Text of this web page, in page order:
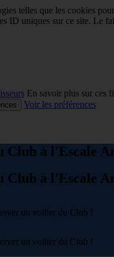
telles que les cookies
ID uniques sur ce site. Le
En savoir plus sur ces
Voir les préférences
Club à l'Escale
Club à l'Escale
un voilier du Club !
un voilier du Club !